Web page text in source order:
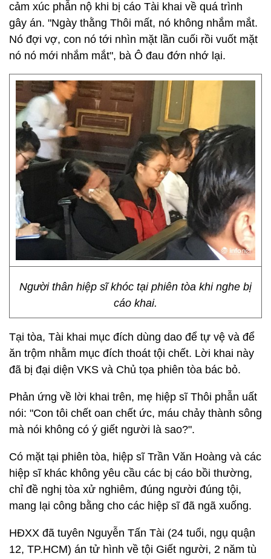
cảm xúc phẫn nộ khi bị cáo Tài khai về quá trình
gây án. "Ngày thằng Thôi mất, nó không nhắm mắt.
Nó đợi vợ, con nó tới nhìn mặt lần cuối rồi vuốt mặt
nó nó mới nhắm mắt", bà Ô đau đớn nhớ lại.
Người thân hiệp sĩ khóc tại phiên tòa khi nghe bị
cáo khai.
Tại tòa, Tài khai mục đích dùng dao để tự vệ và để
ăn trộm nhằm mục đích thoát tội chết. Lời khai này
đã bị đại diện VKS và Chủ tọa phiên tòa bác bỏ.
Phản ứng về lời khai trên, mẹ hiệp sĩ Thôi phẫn uất
nói: "Con tôi chết oan chết ức, máu chảy thành sông
mà nói không có ý giết người là sao?".
Có mặt tại phiên tòa, hiệp sĩ Trần Văn Hoàng và các
hiệp sĩ khác không yêu cầu các bị cáo bồi thường,
chỉ đề nghị tòa xử nghiêm, đúng người đúng tội,
mang lại công bằng cho các hiệp sĩ đã ngã xuống.
HĐXX đã tuyên Nguyễn Tấn Tài (24 tuổi, ngụ quận
12, TP.HCM) án tử hình về tội Giết người, 2 năm tù